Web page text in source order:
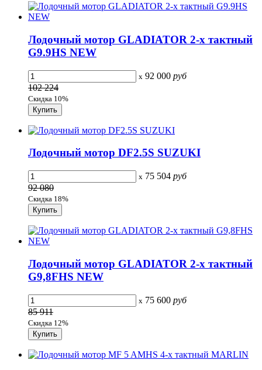
Лодочный мотор GLADIATOR 2-х тактный
G9.9HS NEW
x 92 000 руб
102 224
Скидка 10%
Лодочный мотор DF2.5S SUZUKI
x 75 504 руб
92 080
Скидка 18%
Лодочный мотор GLADIATOR 2-х тактный
G9,8FHS NEW
x 75 600 руб
85 911
Скидка 12%